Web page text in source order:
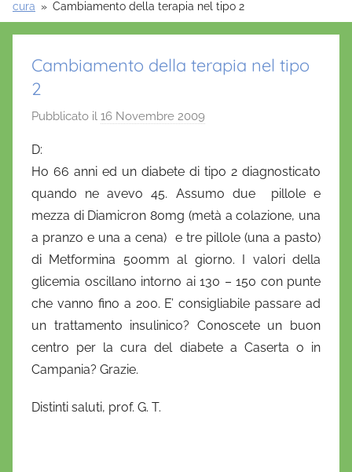
cura
Cambiamento della terapia nel tipo 2
Cambiamento della terapia nel tipo
2
Pubblicato il 16 Novembre 2009
a
n
i
e
l
a
D
'
O
D:
Ho 66 anni ed un diabete di tipo 2 diagnosticato
quando ne avevo 45. Assumo due pillole e
mezza di Diamicron 80mg (metà a colazione, una
a pranzo e una a cena) e tre pillole (una a pasto)
di Metformina 500mm al giorno. I valori della
glicemia oscillano intorno ai 130 – 150 con punte
che vanno fino a 200. E’ consigliabile passare ad
un trattamento insulinico? Conoscete un buon
centro per la cura del diabete a Caserta o in
Campania? Grazie.
Distinti saluti, prof. G. T.